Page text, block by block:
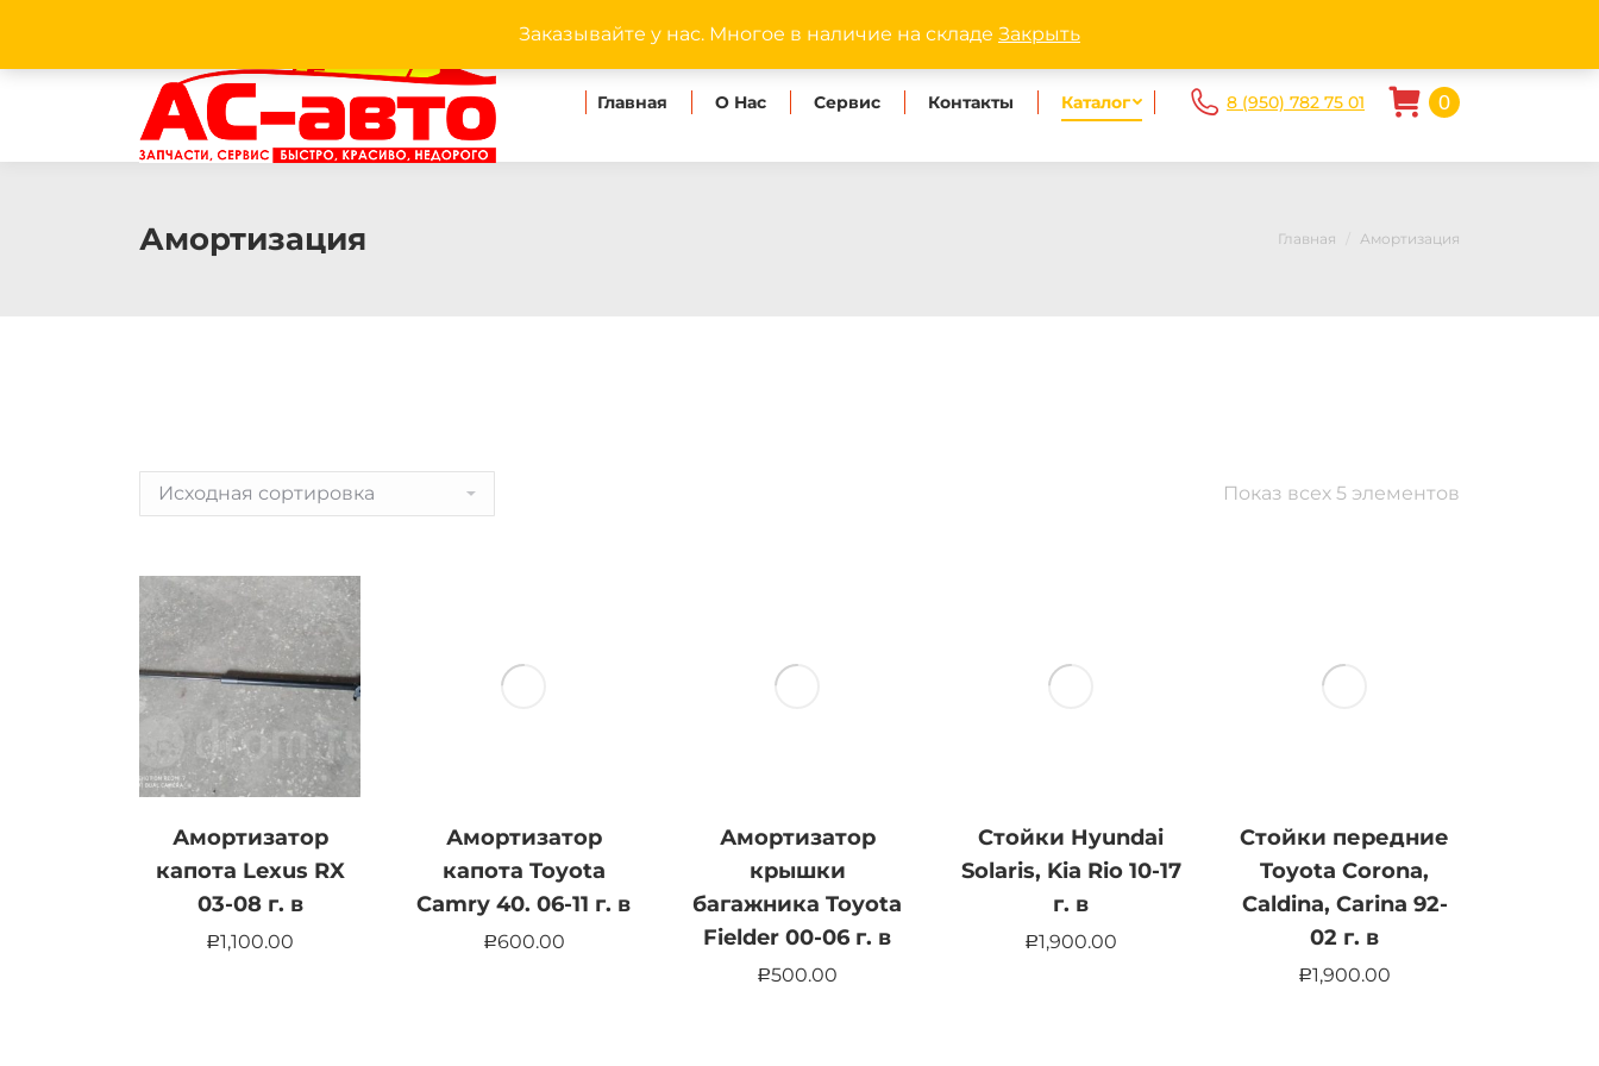
Главная О Нас Сервис Контакты Каталог 8 (950) 782 75 01 0
Амортизация Главная Амортизация
Показ всех 5 элементов
Амортизатор
капота Lexus RX
03-08 г. в
Р1,100.00
Амортизатор
капота Toyota
Camry 40. 06-11 г. в
Р600.00
Амортизатор
крышки
багажника Toyota
Fielder 00-06 г. в
Р500.00
Стойки Hyundai
Solaris, Kia Rio 10-17
г. в
Р1,900.00
Стойки передние
Toyota Corona,
Caldina, Carina 92-
02 г. в
Р1,900.00
Заказывайте у нас. Многое в наличие на складе Закрыть